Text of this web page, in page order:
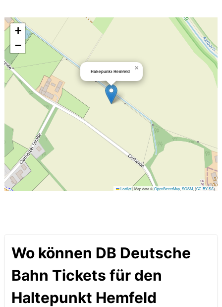
Haltepunkt Hemfeld ×
+
−
Leaflet|Map data ©OpenStreetMap ,SOSM , (CC-BY-SA)
Wo können DB Deutsche
Bahn Tickets für den
Haltepunkt Hemfeld